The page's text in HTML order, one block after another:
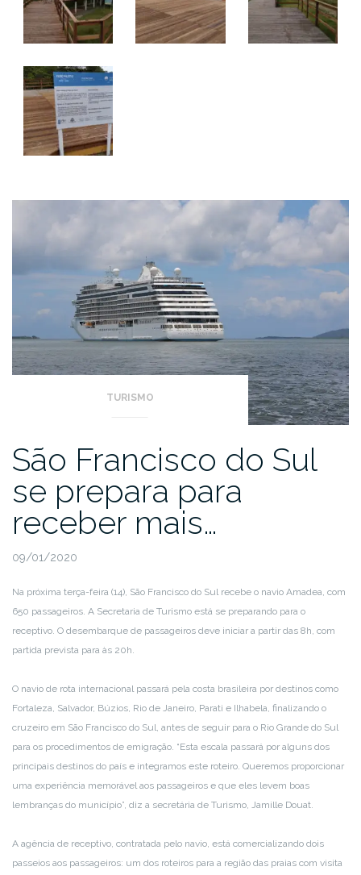
TURISMO
São Francisco do Sul
se prepara para
receber mais…
09/01/2020
Na próxima terça-feira (14), São Francisco do Sul recebe o navio Amadea, com
650 passageiros. A Secretaria de Turismo está se preparando para o
receptivo. O desembarque de passageiros deve iniciar a partir das 8h, com
partida prevista para às 20h.
O navio de rota internacional passará pela costa brasileira por destinos como
Fortaleza, Salvador, Búzios, Rio de Janeiro, Parati e Ilhabela, finalizando o
cruzeiro em São Francisco do Sul, antes de seguir para o Rio Grande do Sul
para os procedimentos de emigração. “Esta escala passará por alguns dos
principais destinos do país e integramos este roteiro. Queremos proporcionar
uma experiência memorável aos passageiros e que eles levem boas
lembranças do município”, diz a secretária de Turismo, Jamille Douat.
A agência de receptivo, contratada pelo navio, está comercializando dois
passeios aos passageiros: um dos roteiros para a região das praias com visita